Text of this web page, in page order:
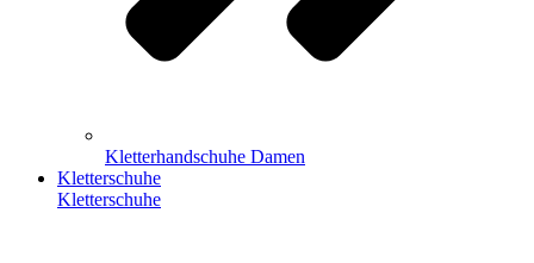
Kletterhandschuhe Damen
Kletterschuhe
Kletterschuhe